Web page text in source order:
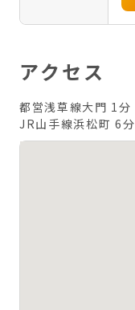
アクセス
都営浅草線大門 1分
JR山手線浜松町 6分